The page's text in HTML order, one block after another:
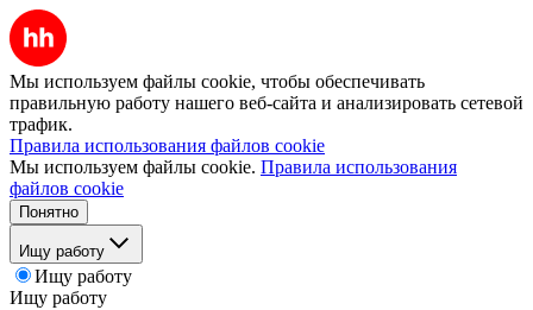
Мы используем файлы cookie, чтобы обеспечивать
правильную работу нашего веб-сайта и анализировать сетевой
трафик.
Правила использования файлов cookie
Мы используем файлы cookie. Правила использования
файлов cookie
Понятно
Ищу работу
Ищу работу
Ищу работу